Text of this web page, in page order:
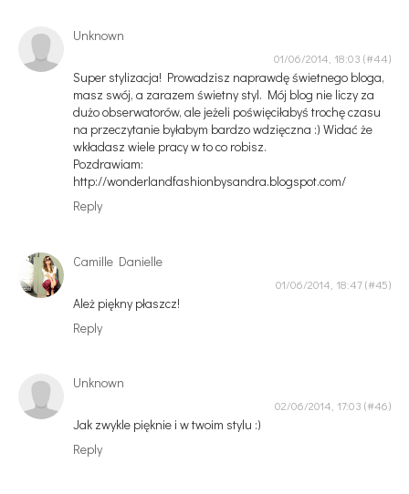
Unknown
01/06/2014, 18:03
Super stylizacja! Prowadzisz naprawdę świetnego bloga,
masz swój, a zarazem świetny styl. Mój blog nie liczy za
dużo obserwatorów, ale jeżeli poświęciłabyś trochę czasu
na przeczytanie byłabym bardzo wdzięczna :) Widać że
wkładasz wiele pracy w to co robisz.
Pozdrawiam:
http://wonderlandfashionbysandra.blogspot.com/
Reply
Camille Danielle
01/06/2014, 18:47
Ależ piękny płaszcz!
Reply
Unknown
02/06/2014, 17:03
Jak zwykle pięknie i w twoim stylu :)
Reply